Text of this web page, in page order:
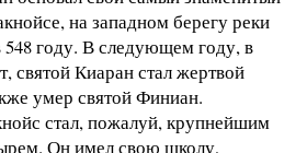
на западном берегу реки
году. В следующем году, в
святой Киаран стал жертвой
умер святой Финиан.
стал, пожалуй, крупнейшим
Он имел свою школу,